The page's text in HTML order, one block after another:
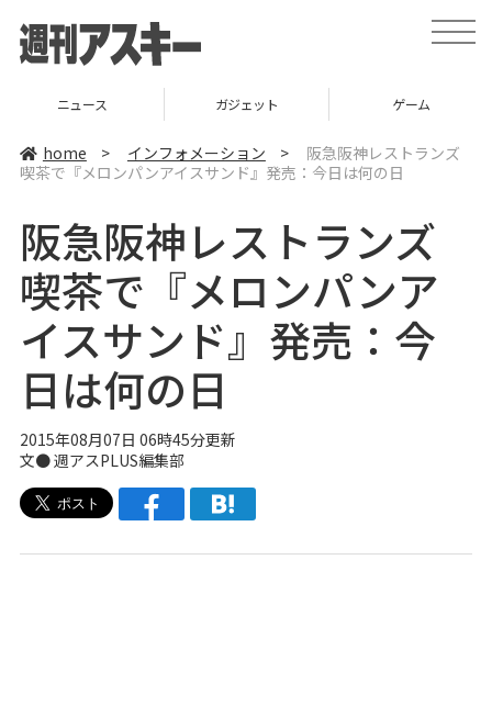
t
o
v
ニュース ガジェット ゲーム
home > インフォメーション >
阪急阪神レストランズ
喫茶で『メロンパンアイスサンド』発売：今日は何の日
阪急阪神レストランズ
喫茶で『メロンパンア
イスサンド』発売：今
日は何の日
2015年08月07日 06時45分更新
文●週アスPLUS編集部